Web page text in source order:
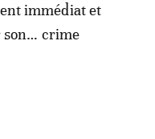
immédiat et
son… crime